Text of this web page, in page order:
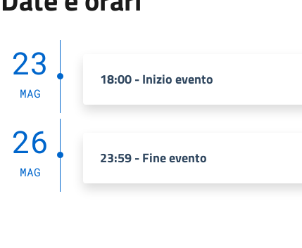
23
MAG
18:00 - Inizio evento
26
MAG
23:59 - Fine evento